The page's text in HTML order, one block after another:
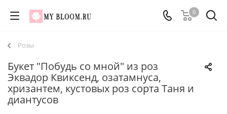
0
Розы
Букет "Побудь со мной" из роз
Эквадор Квиксенд, озатамнуса,
хризантем, кустовых роз сорта Таня и
диантусов